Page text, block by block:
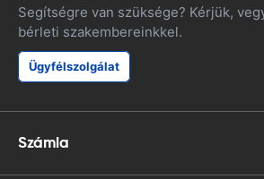
Segítségre van szüksége? Kérjük,
bérleti szakembereinkkel.
Ügyfélszolgálat
Számla